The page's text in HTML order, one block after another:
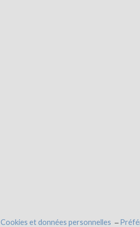
Cookies et données personnelles